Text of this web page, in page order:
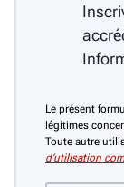
Le présent
légitimes
Toute autre
d’utilisation